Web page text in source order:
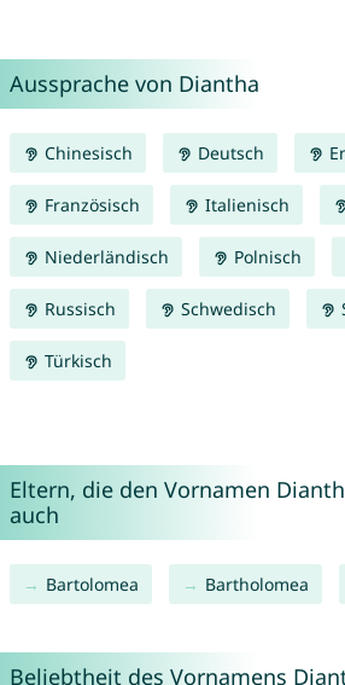
Aussprache von Diantha
Chinesisch Deutsch
Französisch Italienisch
Niederländisch Polnisch
Russisch Schwedisch
Türkisch
Eltern, die den Vornamen
auch
Bartolomea Bartholomea
Beliebtheit des Vornamens